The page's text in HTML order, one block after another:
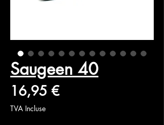
Saugeen 40
16,95 €Prix
TVA Incluse